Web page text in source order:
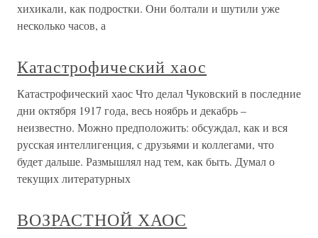
хихикали, как подростки. Они болтали и шутили уже
несколько часов, а
Катастрофический хаос
Катастрофический хаос Что делал Чуковский в последние
дни октября 1917 года, весь ноябрь и декабрь –
неизвестно. Можно предположить: обсуждал, как и вся
русская интеллигенция, с друзьями и коллегами, что
будет дальше. Размышлял над тем, как быть. Думал о
текущих литературных
ВОЗРАСТНОЙ ХАОС